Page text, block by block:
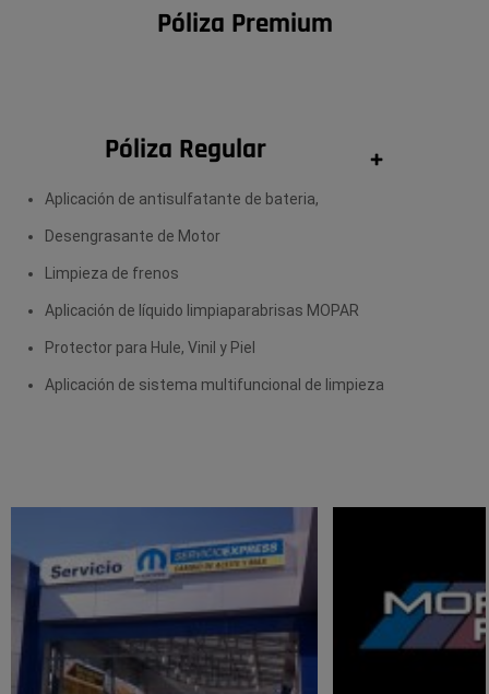
Póliza Premium
Póliza Regular +
Aplicación de antisulfatante de bateria,
Desengrasante de Motor
Limpieza de frenos
Aplicación de líquido limpiaparabrisas MOPAR
Protector para Hule, Vinil y Piel
Aplicación de sistema multifuncional de limpieza